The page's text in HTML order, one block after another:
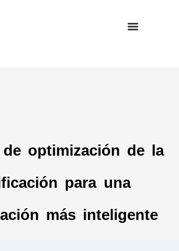
de optimización de la
para una
más inteligente